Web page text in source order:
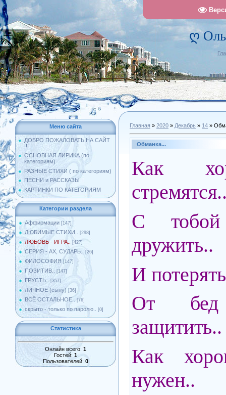
ღ
Меню сайта
ДОБРО ПОЖАЛОВАТЬ НА САЙТ
!!!
ОСНОВНАЯ ЛИРИКА (по
категориям)
РАЗНЫЕ СТИХИ ( по категориям)
ПЕСНИ и РАССКАЗЫ
КАРТИНКИ ПО КАТЕГОРИЯМ
Категории раздела
Аффирмации [147]
ЛЮБИМЫЕ СТИХИ.. [298]
ЛЮБОВЬ - ИГРА.. [427]
СЕРИЯ - АХ, СУДАРЬ.. [26]
ФИЛОСОФИЯ [147]
ПОЗИТИВ.. [147]
ГРУСТЬ.. [357]
ЛИЧНОЕ (сыну) [36]
ВСЁ ОСТАЛЬНОЕ.. [76]
скрыто - только по паролю.. [0]
Статистика
Онлайн всего: 1
Гостей: 1
Пользователей: 0
Главная » 2020 » Декабрь » 14 »
Обманка...
Как
С
дружить..
И
От
защитить..
Как
нужен..